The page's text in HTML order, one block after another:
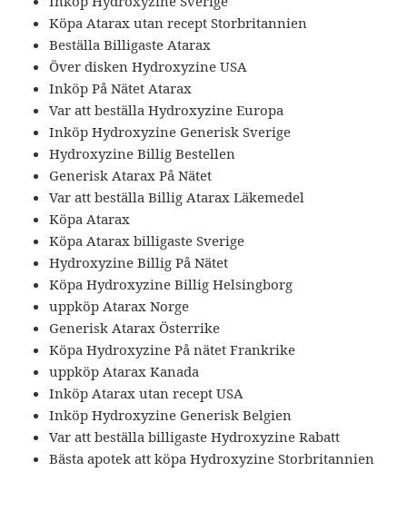
Köpa Atarax utan recept Storbritannien
Beställa Billigaste Atarax
Över disken Hydroxyzine USA
Inköp På Nätet Atarax
Var att beställa Hydroxyzine Europa
Inköp Hydroxyzine Generisk Sverige
Hydroxyzine Billig Bestellen
Generisk Atarax På Nätet
Var att beställa Billig Atarax Läkemedel
Köpa Atarax
Köpa Atarax billigaste Sverige
Hydroxyzine Billig På Nätet
Köpa Hydroxyzine Billig Helsingborg
uppköp Atarax Norge
Generisk Atarax Österrike
Köpa Hydroxyzine På nätet Frankrike
uppköp Atarax Kanada
Inköp Atarax utan recept USA
Inköp Hydroxyzine Generisk Belgien
Var att beställa billigaste Hydroxyzine Rabatt
Bästa apotek att köpa Hydroxyzine Storbritannien